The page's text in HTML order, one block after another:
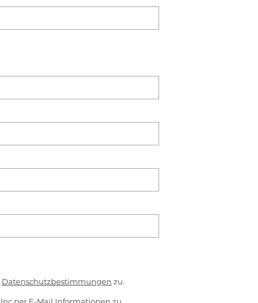
Datenschutzbestimmungen zu.